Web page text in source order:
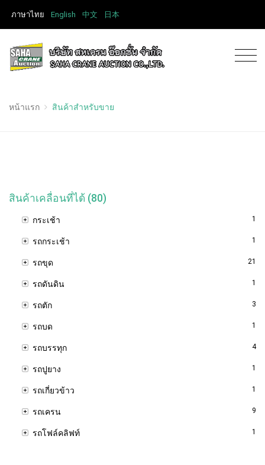
ภาษาไทย English 中文 日本
หน้าแรก สินค้าสำหรับขาย
สินค้าเคลื่อนที่ได้ (80)
กระเช้า 1
รถกระเช้า 1
รถขุด 21
รถดันดิน 1
รถตัก 3
รถบด 1
รถบรรทุก 4
รถปูยาง 1
รถเกี่ยวข้าว 1
รถเครน 9
รถโฟล์คลิฟท์ 1